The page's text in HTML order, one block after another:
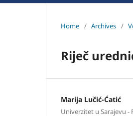
Home / Archives /
Riječ
Marija Lučić-Ćatić
Univerzitet u Sarajevu